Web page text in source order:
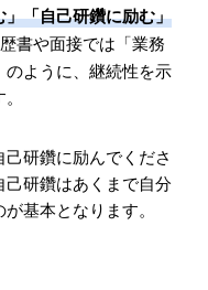
鑽（実務と無関
）
書き方【業界別例
だこと」より
「自己研鑽に励む」
書や面接では「業務
ように、継続性を示
研鑽に励んでくださ
研鑽はあくまで自分
基本となります。